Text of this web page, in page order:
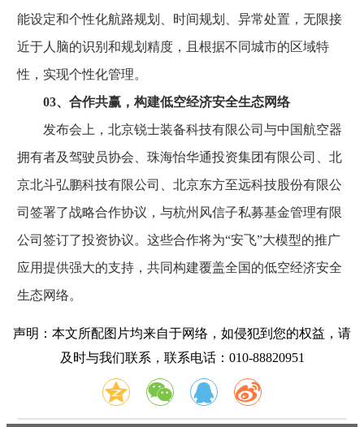
能设定和个性化航路规划、时间规划、异常处置，无限接
近于人脑的识别和规划精度，且根据不同城市的区域特
性，实现个性化管理。
03、合作共赢，构建低空经济安全生态网络
发布会上，北京锐士装备科技有限公司与中国航空器
拥有者及驾驶员协会、珠海怡华通投资集团有限公司、北
京北斗弘鹏科技有限公司、北京东方至远科技股份有限公
司签署了战略合作协议，与杭州风信子私募基金管理有限
公司签订了投资协议。这些合作将为“安飞”大模型的推广
应用提供强大的支持，共同构建覆盖全国的低空经济安全
生态网络。
声明：本文所配图片均来自于网络，如侵犯到您的权益，请
及时与我们联系，联系电话：010-88820951